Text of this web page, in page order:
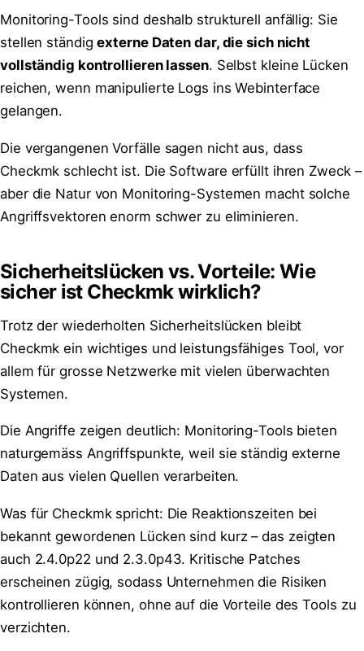
Monitoring-Tools sind deshalb strukturell anfällig: Sie
stellen ständigexterne Daten dar, die sich nicht
vollständig kontrollieren lassen. Selbst kleine Lücken
reichen, wenn manipulierte Logs ins Webinterface
gelangen.
Die vergangenen Vorfälle sagen nicht aus, dass
Checkmk schlecht ist. Die Software erfüllt ihren Zweck –
aber die Natur von Monitoring-Systemen macht solche
Angriffsvektoren enorm schwer zu eliminieren.
Sicherheitslücken vs. Vorteile: Wie
sicher ist Checkmk wirklich?
Trotz der wiederholten Sicherheitslücken bleibt
Checkmk ein wichtiges und leistungsfähiges Tool, vor
allem für grosse Netzwerke mit vielen überwachten
Systemen.
Die Angriffe zeigen deutlich: Monitoring-Tools bieten
naturgemäss Angriffspunkte, weil sie ständig externe
Daten aus vielen Quellen verarbeiten.
Was für Checkmk spricht: Die Reaktionszeiten bei
bekannt gewordenen Lücken sind kurz – das zeigten
auch 2.4.0p22 und 2.3.0p43. Kritische Patches
erscheinen zügig, sodass Unternehmen die Risiken
kontrollieren können, ohne auf die Vorteile des Tools zu
verzichten.